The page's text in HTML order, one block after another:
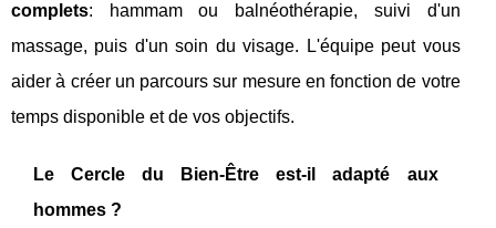
complets: hammam ou balnéothérapie, suivi d'un
massage, puis d'un soin du visage. L'équipe peut vous
aider à créer un parcours sur mesure en fonction de votre
temps disponible et de vos objectifs.
Le Cercle du Bien-Être est-il adapté aux
hommes ?